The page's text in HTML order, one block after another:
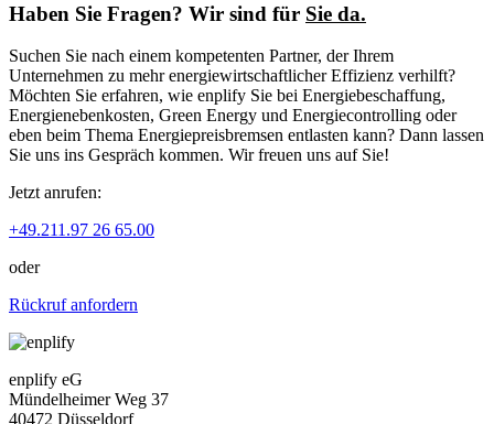
Haben Sie Fragen? Wir sind für Sie da.
Suchen Sie nach einem kompetenten Partner, der Ihrem
Unternehmen zu mehr energiewirtschaftlicher Effizienz verhilft?
Möchten Sie erfahren, wie enplify Sie bei Energiebeschaffung,
Energienebenkosten, Green Energy und Energiecontrolling oder
eben beim Thema Energiepreisbremsen entlasten kann? Dann lassen
Sie uns ins Gespräch kommen. Wir freuen uns auf Sie!
Jetzt anrufen:
+49.211.97 26 65.00
oder
Rückruf anfordern
enplify eG
Mündelheimer Weg 37
40472 Düsseldorf